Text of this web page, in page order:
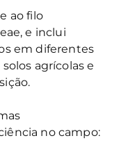
ao filo
e inclui
em diferentes
agrícolas e
no campo: